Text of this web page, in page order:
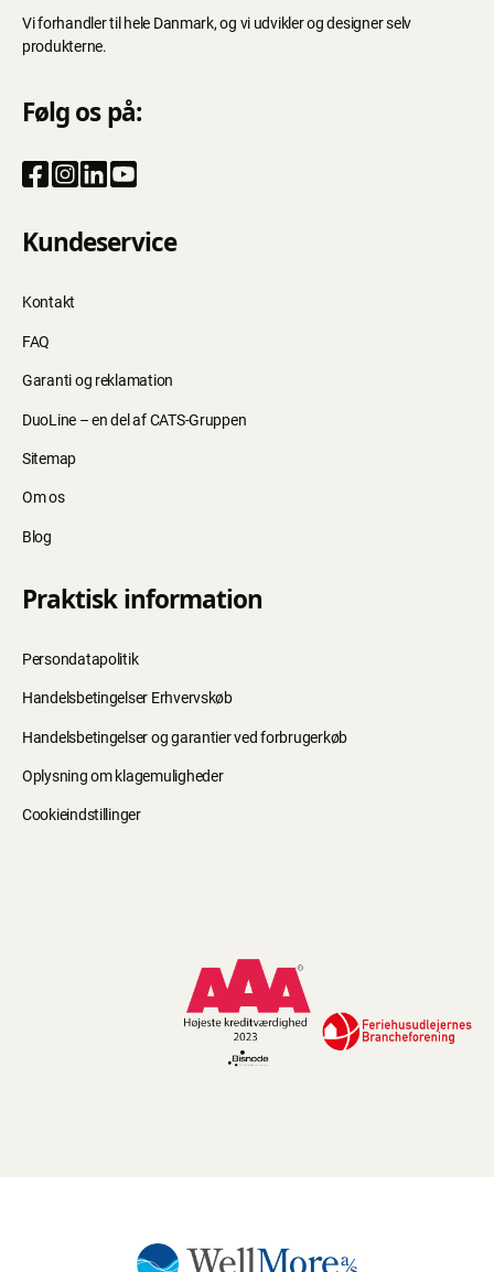
Vi forhandler til hele Danmark, og vi udvikler og designer selv
produkterne.
Følg os på:
Kundeservice
Kontakt
FAQ
Garanti og reklamation
DuoLine – en del af CATS-Gruppen
Sitemap
Om os
Blog
Praktisk information
Persondatapolitik
Handelsbetingelser Erhvervskøb
Handelsbetingelser og garantier ved forbrugerkøb
Oplysning om klagemuligheder
Cookieindstillinger